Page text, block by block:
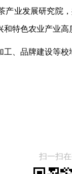
业发展研究院
特色农业产业高
、品牌建设等校
扫一扫